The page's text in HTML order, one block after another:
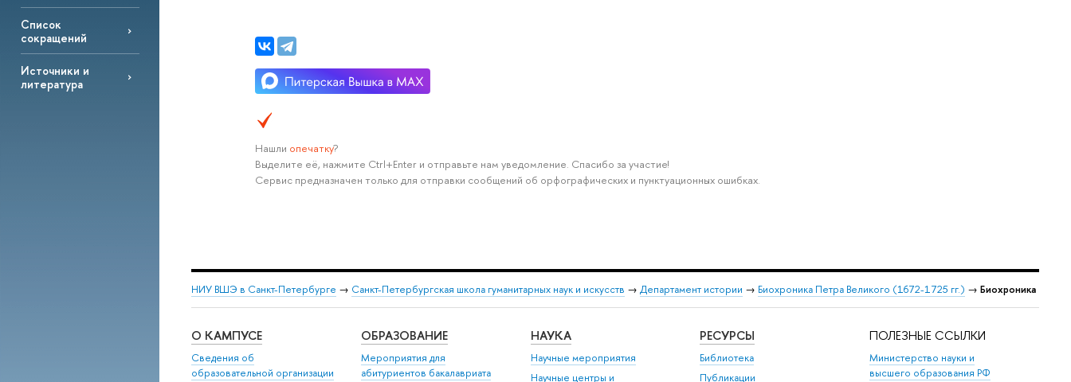
Список
сокращений
Источники и
литература
Нашли опечатку?
Выделите её, нажмите Ctrl+Enter и отправьте нам уведомление. Спасибо за участие!
Сервис предназначен только для отправки сообщений об орфографических и пунктуационных ошибках.
НИУ ВШЭ в Санкт-Петербурге → Санкт-Петербургская школа гуманитарных наук и искусств → Департамент истории → Биохроника Петра Великого (1672-1725 гг.) → Биохроника
О КАМПУСЕ
Сведения об
образовательной организации
ОБРАЗОВАНИЕ
Мероприятия для
абитуриентов бакалавриата
НАУКА
Научные мероприятия
Научные центры и
РЕСУРСЫ
Библиотека
Публикации
ПОЛЕЗНЫЕ ССЫЛКИ
Министерство науки и
высшего образования РФ